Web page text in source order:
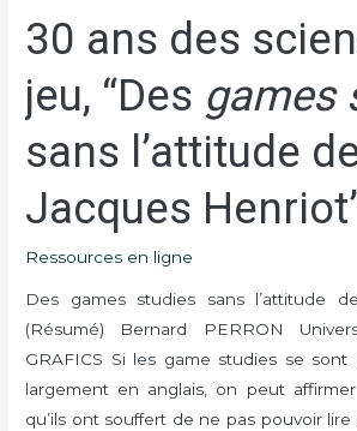
30 ans des
jeu, “Des games
sans l’attitude
Jacques
Ressources en ligne
Des games studies sans l’attitude
(Résumé) Bernard PERRON
GRAFICS Si les game studies se
largement en anglais, on peut
qu’ils ont souffert de ne pas pouvoir
30
ans
des
sciences
du
“Des
studies
sans
l’attitude
de
Jacques
Henriot”